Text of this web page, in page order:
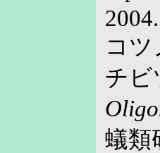
2004.
コツ
チビ
蟻類